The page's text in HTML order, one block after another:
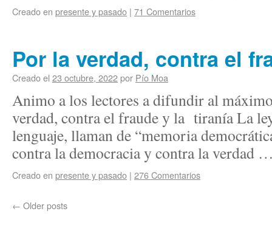
Creado en presente y pasado | 71 Comentarios
Por la verdad, contra el
Creado el 23 octubre, 2022por Pío Moa
Animo a los lectores a difundir al
verdad, contra el fraude y la tiranía La
lenguaje, llaman de “memoria
contra la democracia y contra la verdad
Creado en presente y pasado | 276 Comentarios
← Older posts